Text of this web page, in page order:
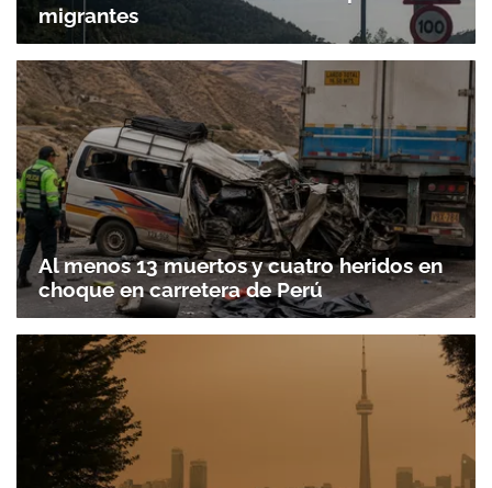
migrantes
Al menos 13 muertos y cuatro heridos en
choque en carretera de Perú